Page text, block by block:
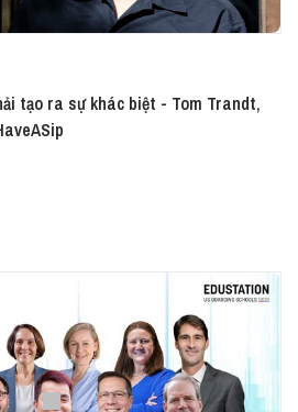
tạo ra sự khác biệt - Tom Trandt,